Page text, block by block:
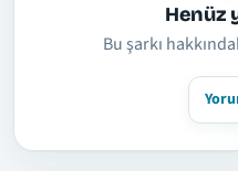
Henüz
Bu şarkı